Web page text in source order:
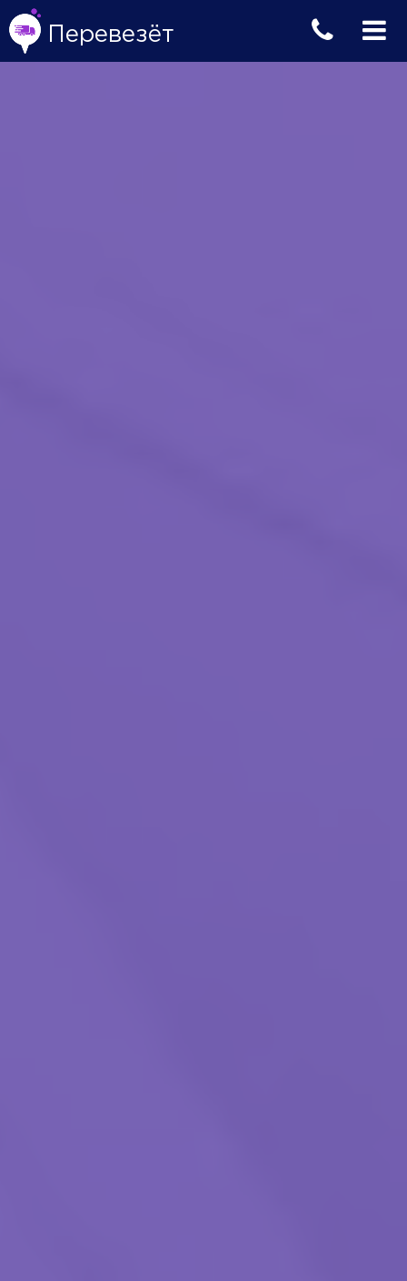
Перевезёт